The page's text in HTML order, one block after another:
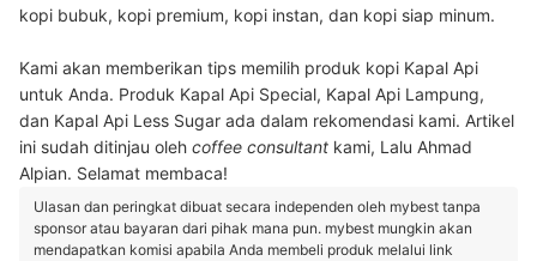
kopi bubuk, kopi premium, kopi instan, dan kopi siap minum.
Kami akan memberikan tips memilih produk kopi Kapal Api
untuk Anda. Produk Kapal Api Special, Kapal Api Lampung,
dan Kapal Api Less Sugar ada dalam rekomendasi kami. Artikel
ini sudah ditinjau oleh coffee consultant kami, Lalu Ahmad
Alpian. Selamat membaca!
Ulasan dan peringkat dibuat secara independen oleh mybest tanpa
sponsor atau bayaran dari pihak mana pun. mybest mungkin akan
mendapatkan komisi apabila Anda membeli produk melalui link